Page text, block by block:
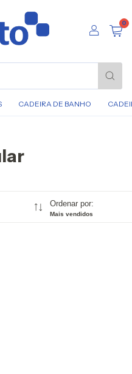
0
CADEIRA DE BANHO
Ordenar por:
Mais vendidos